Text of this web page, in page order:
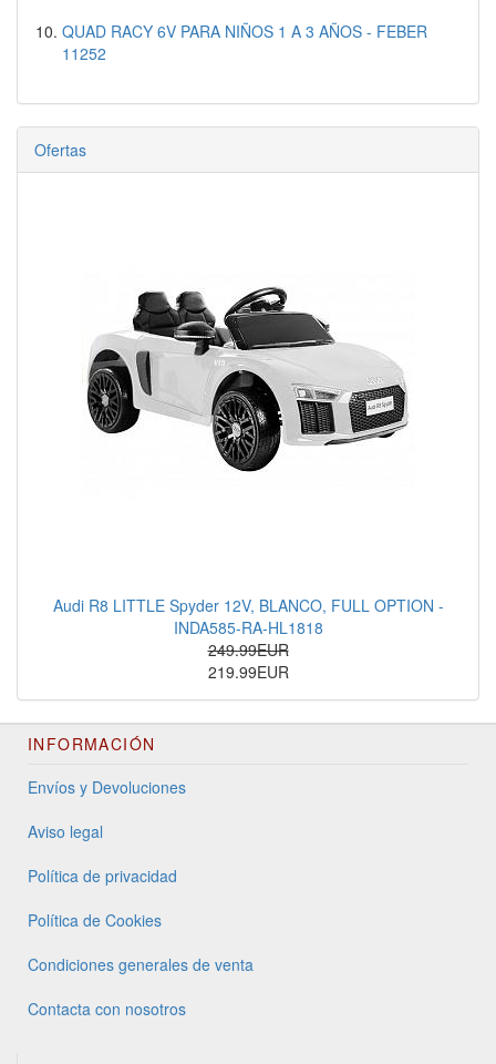
QUAD RACY 6V PARA NIÑOS 1 A 3 AÑOS - FEBER
11252
Ofertas
Audi R8 LITTLE Spyder 12V, BLANCO, FULL OPTION -
INDA585-RA-HL1818
249.99EUR
219.99EUR
INFORMACIÓN
Envíos y Devoluciones
Aviso legal
Política de privacidad
Política de Cookies
Condiciones generales de venta
Contacta con nosotros